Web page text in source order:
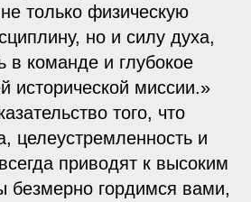
только физическую
но и силу духа,
в команде и глубокое
исторической миссии.»
того, что
целеустремленность и
приводят к высоким
безмерно гордимся вами,